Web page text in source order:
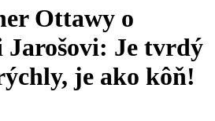
Ottawy o
Je tvrdý
je ako kôň!